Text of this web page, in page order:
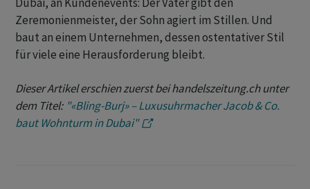
Zeremonienmeister, der Sohn agiert im Stillen. Und
baut an einem Unternehmen, dessen ostentativer Stil
für viele eine Herausforderung bleibt.
Dieser Artikel erschien zuerst bei handelszeitung.ch unter
dem Titel: "«Bling-Burj» – Luxusuhrmacher Jacob & Co.
baut Wohnturm in Dubai"